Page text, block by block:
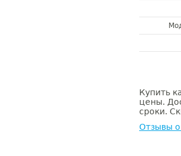
Купить
цены.
сроки.
Отзывы